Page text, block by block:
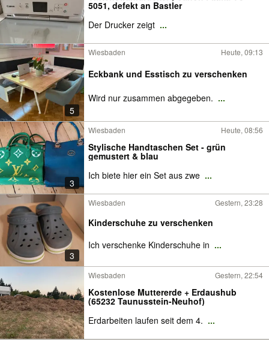
5051, defekt an Bastler
Der Drucker zeigt ...
5
Wiesbaden Heute, 09:13
Eckbank und Esstisch zu verschenken
Wird nur zusammen abgegeben. ...
3
Wiesbaden Heute, 08:56
Stylische Handtaschen Set - grün
gemustert & blau
Ich biete hier ein Set aus zwe ...
3
Wiesbaden Gestern, 23:28
Kinderschuhe zu verschenken
Ich verschenke Kinderschuhe in ...
Wiesbaden Gestern, 22:54
Kostenlose Muttererde + Erdaushub
(65232 Taunusstein-Neuhof)
Erdarbeiten laufen seit dem 4. ...